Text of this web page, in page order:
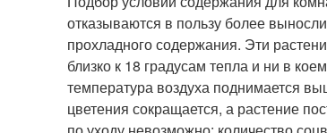
отказываются в пользу более
прохладного содержания. Эти
близко к 18 градусам тепла и ни в
температура воздуха поднимается
цветения сокращается, а растение